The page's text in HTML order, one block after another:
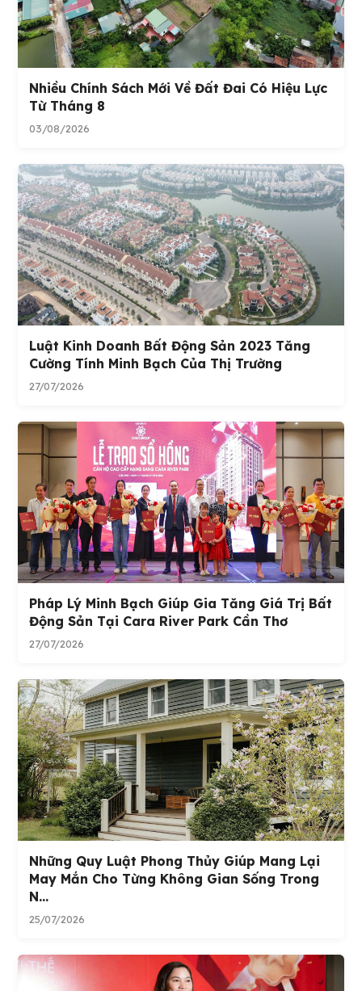
Nhiều Chính Sách Mới Về Đất Đai Có Hiệu Lực
Từ Tháng 8
03/08/2026
Luật Kinh Doanh Bất Động Sản 2023 Tăng
Cường Tính Minh Bạch Của Thị Trường
27/07/2026
Pháp Lý Minh Bạch Giúp Gia Tăng Giá Trị Bất
Động Sản Tại Cara River Park Cần Thơ
27/07/2026
Những Quy Luật Phong Thủy Giúp Mang Lại
May Mắn Cho Từng Không Gian Sống Trong
N...
25/07/2026